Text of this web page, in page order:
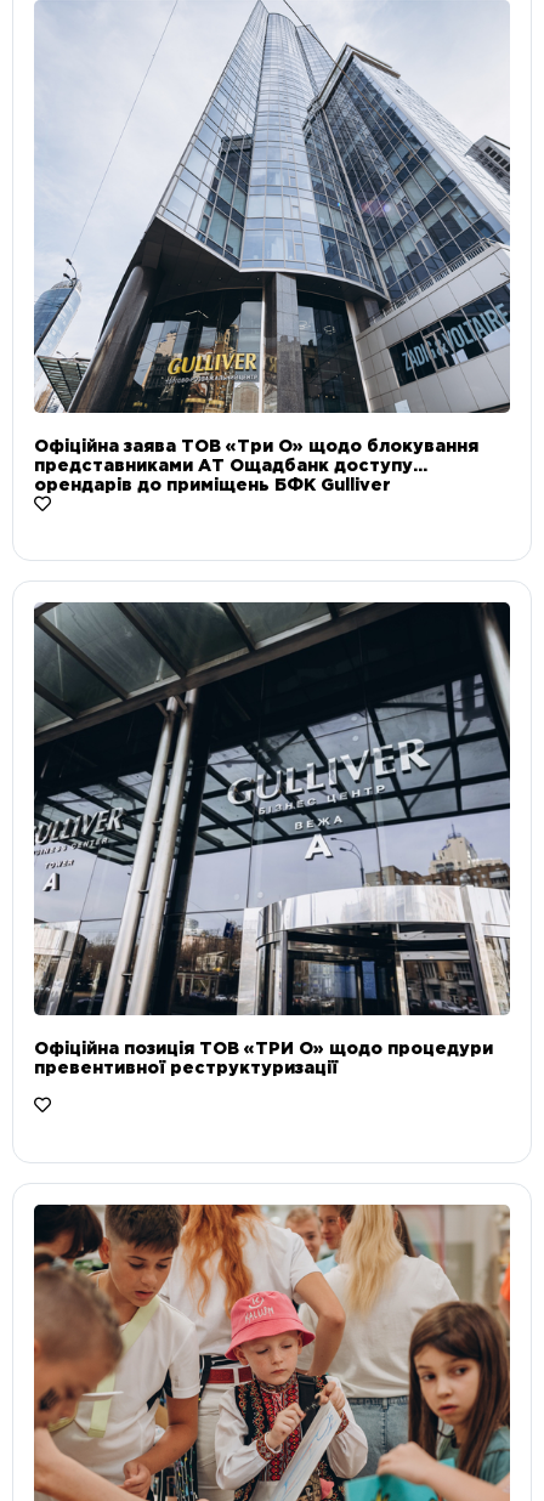
Офіційна заява ТОВ «Три О» щодо блокування
представниками АТ Ощадбанк доступу
орендарів до приміщень БФК Gulliver
Офіційна позиція ТОВ «ТРИ О» щодо процедури
превентивної реструктуризації